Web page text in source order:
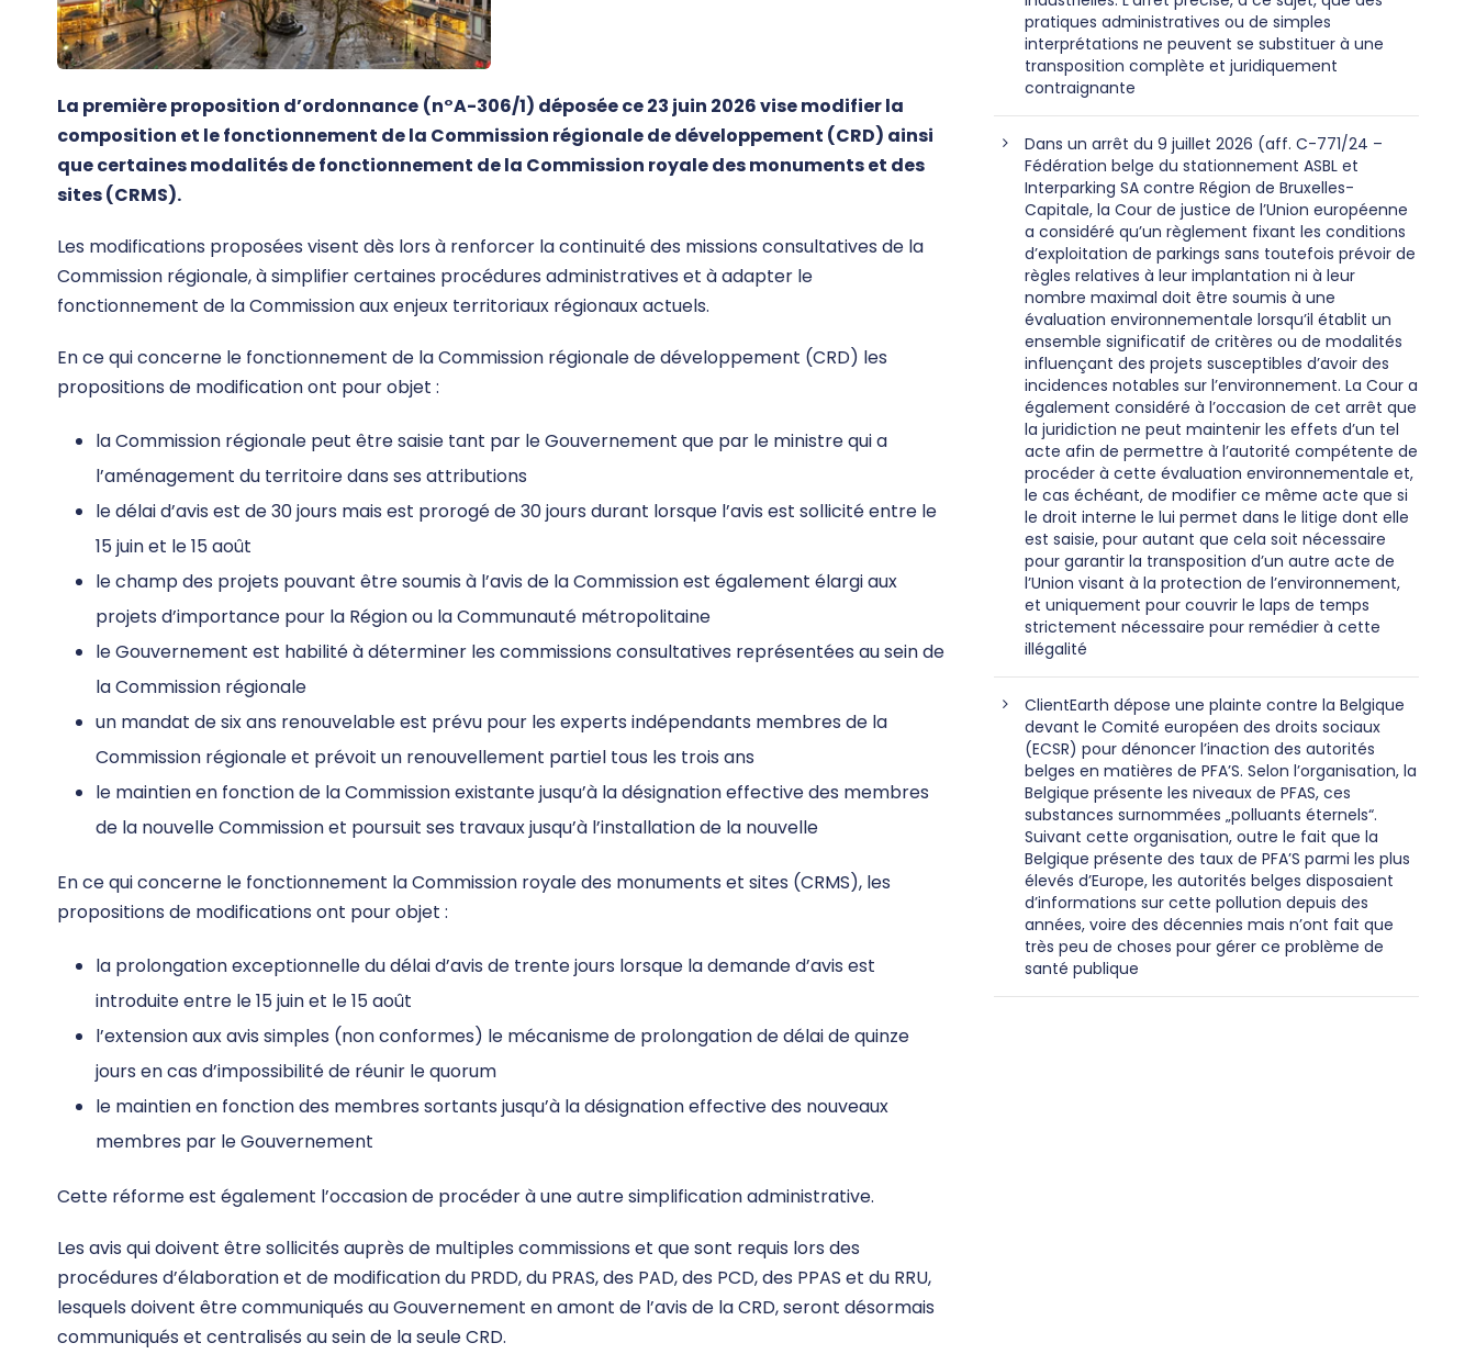
La première proposition d’ordonnance (n°A-306/1) déposée ce 23 juin 2026 vise modifier la
composition et le fonctionnement de la Commission régionale de développement (CRD) ainsi
que certaines modalités de fonctionnement de la Commission royale des monuments et des
sites (CRMS).
Les modifications proposées visent dès lors à renforcer la continuité des missions consultatives de la
Commission régionale, à simplifier certaines procédures administratives et à adapter le
fonctionnement de la Commission aux enjeux territoriaux régionaux actuels.
En ce qui concerne le fonctionnement de la Commission régionale de développement (CRD) les
propositions de modification ont pour objet :
la Commission régionale peut être saisie tant par le Gouvernement que par le ministre qui a
l’aménagement du territoire dans ses attributions
le délai d’avis est de 30 jours mais est prorogé de 30 jours durant lorsque l’avis est sollicité entre le
15 juin et le 15 août
le champ des projets pouvant être soumis à l’avis de la Commission est également élargi aux
projets d’importance pour la Région ou la Communauté métropolitaine
le Gouvernement est habilité à déterminer les commissions consultatives représentées au sein de
la Commission régionale
un mandat de six ans renouvelable est prévu pour les experts indépendants membres de la
Commission régionale et prévoit un renouvellement partiel tous les trois ans
le maintien en fonction de la Commission existante jusqu’à la désignation effective des membres
de la nouvelle Commission et poursuit ses travaux jusqu’à l’installation de la nouvelle
En ce qui concerne le fonctionnement la Commission royale des monuments et sites (CRMS), les
propositions de modifications ont pour objet :
la prolongation exceptionnelle du délai d’avis de trente jours lorsque la demande d’avis est
introduite entre le 15 juin et le 15 août
l’extension aux avis simples (non conformes) le mécanisme de prolongation de délai de quinze
jours en cas d’impossibilité de réunir le quorum
le maintien en fonction des membres sortants jusqu’à la désignation effective des nouveaux
membres par le Gouvernement
Cette réforme est également l’occasion de procéder à une autre simplification administrative.
Les avis qui doivent être sollicités auprès de multiples commissions et que sont requis lors des
procédures d’élaboration et de modification du PRDD, du PRAS, des PAD, des PCD, des PPAS et du RRU,
lesquels doivent être communiqués au Gouvernement en amont de l’avis de la CRD, seront désormais
communiqués et centralisés au sein de la seule CRD.
pratiques administratives ou de simples
interprétations ne peuvent se substituer à une
transposition complète et juridiquement
contraignante
Dans un arrêt du 9 juillet 2026 (aff. C-771/24 –
Fédération belge du stationnement ASBL et
Interparking SA contre Région de Bruxelles-
Capitale, la Cour de justice de l’Union européenne
a considéré qu’un règlement fixant les conditions
d’exploitation de parkings sans toutefois prévoir de
règles relatives à leur implantation ni à leur
nombre maximal doit être soumis à une
évaluation environnementale lorsqu’il établit un
ensemble significatif de critères ou de modalités
influençant des projets susceptibles d’avoir des
incidences notables sur l’environnement. La Cour a
également considéré à l’occasion de cet arrêt que
la juridiction ne peut maintenir les effets d’un tel
acte afin de permettre à l’autorité compétente de
procéder à cette évaluation environnementale et,
le cas échéant, de modifier ce même acte que si
le droit interne le lui permet dans le litige dont elle
est saisie, pour autant que cela soit nécessaire
pour garantir la transposition d’un autre acte de
l’Union visant à la protection de l’environnement,
et uniquement pour couvrir le laps de temps
strictement nécessaire pour remédier à cette
illégalité
ClientEarth dépose une plainte contre la Belgique
devant le Comité européen des droits sociaux
(ECSR) pour dénoncer l’inaction des autorités
belges en matières de PFA’S. Selon l’organisation, la
Belgique présente les niveaux de PFAS, ces
substances surnommées „polluants éternels“.
Suivant cette organisation, outre le fait que la
Belgique présente des taux de PFA’S parmi les plus
élevés d’Europe, les autorités belges disposaient
d’informations sur cette pollution depuis des
années, voire des décennies mais n’ont fait que
très peu de choses pour gérer ce problème de
santé publique